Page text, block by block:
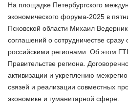
На площадке Петербургского
экономического форума-2025 в
Псковской области Михаил
соглашений о сотрудничестве сразу
российскими регионами. Об этом
Правительстве региона.
активизации и укреплению
связей и реализации совместных
экономике и гуманитарной сфере.